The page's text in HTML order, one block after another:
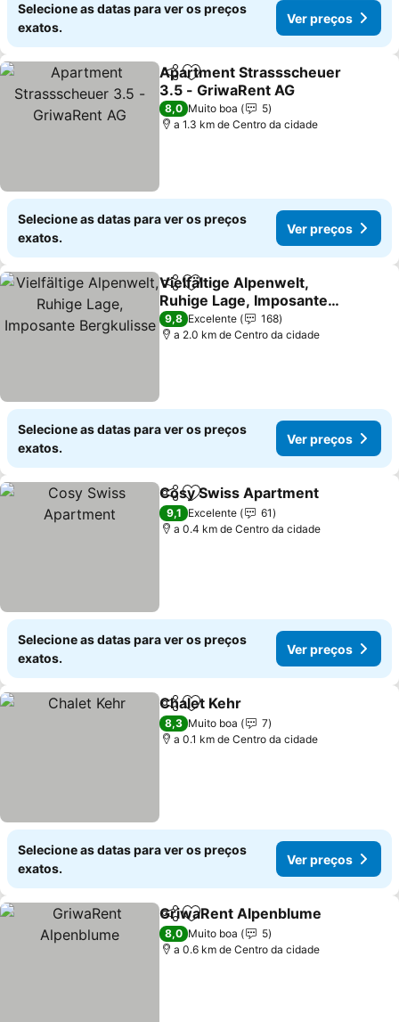
Selecione as datas para ver os preços
exatos.
Ver preços
PartilharAdicionar aos favoritos
Apartment Strassscheuer
3.5 - GriwaRent AG
8,0 Muito boa
5
a 1.3 km de Centro da cidade
Selecione as datas para ver os preços
exatos.
Ver preços
PartilharAdicionar aos favoritos
Vielfältige Alpenwelt,
Ruhige Lage, Imposante
Bergkulisse
9,8 Excelente
168
a 2.0 km de Centro da cidade
Selecione as datas para ver os preços
exatos.
Ver preços
PartilharAdicionar aos favoritos
Cosy Swiss Apartment
9,1 Excelente
61
a 0.4 km de Centro da cidade
Selecione as datas para ver os preços
exatos.
Ver preços
PartilharAdicionar aos favoritos
Chalet Kehr
8,3 Muito boa
7
a 0.1 km de Centro da cidade
Selecione as datas para ver os preços
exatos.
Ver preços
PartilharAdicionar aos favoritos
GriwaRent Alpenblume
8,0 Muito boa
5
a 0.6 km de Centro da cidade